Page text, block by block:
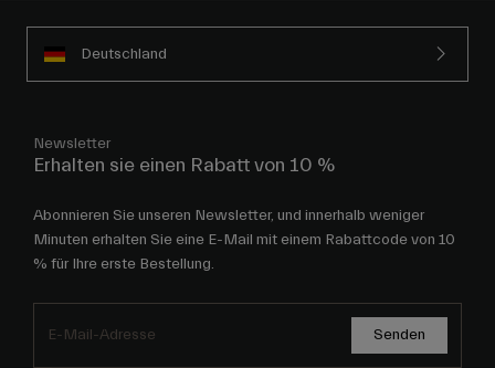
Deutschland
Newsletter
Erhalten sie einen Rabatt von 10 %
Abonnieren Sie unseren Newsletter, und innerhalb weniger
Minuten erhalten Sie eine E-Mail mit einem Rabattcode von 10
% für Ihre erste Bestellung.
Senden